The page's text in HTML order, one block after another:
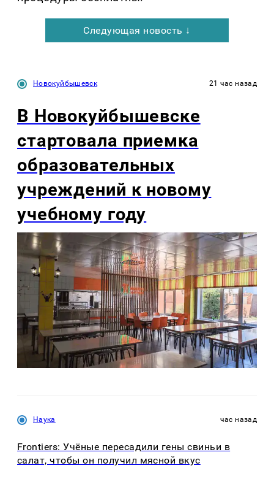
Следующая новость ↓
Новокуйбышевск 21 час назад
В Новокуйбышевске
стартовала приемка
образовательных
учреждений к новому
учебному году
Наука час назад
Frontiers: Учёные пересадили гены свиньи в
салат, чтобы он получил мясной вкус